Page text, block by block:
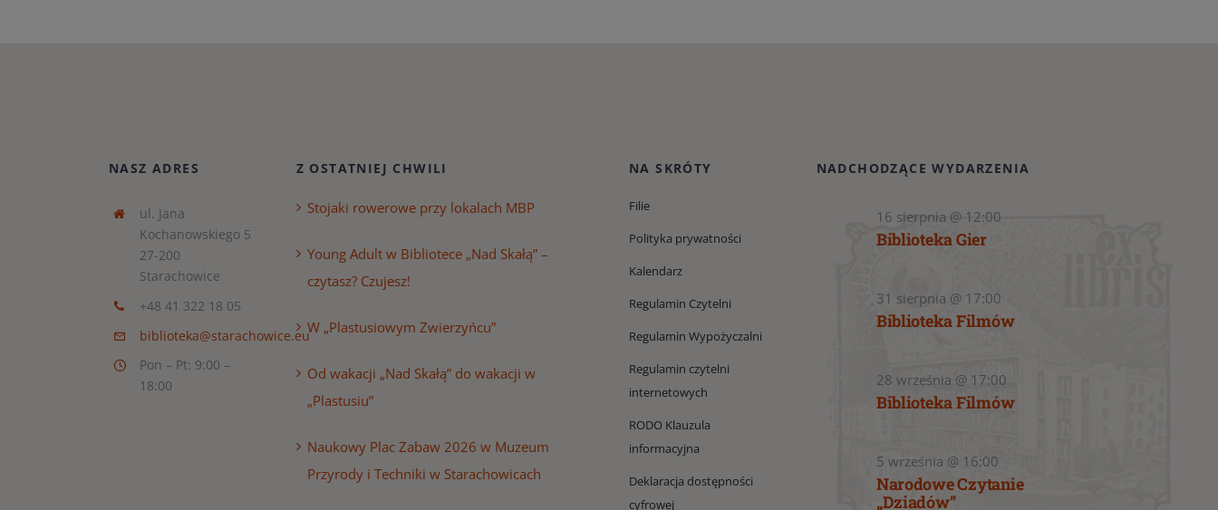
NASZ ADRES
ul. Jana
Kochanowskiego 5
27-200
Starachowice
+48 41 322 18 05
biblioteka@starachowice.eu
Pon – Pt: 9:00 –
18:00
Z OSTATNIEJ CHWILI
Stojaki rowerowe przy lokalach MBP
Young Adult w Bibliotece „Nad Skałą” –
czytasz? Czujesz!
W „Plastusiowym Zwierzyńcu”
Od wakacji „Nad Skałą” do wakacji w
„Plastusiu”
Naukowy Plac Zabaw 2026 w Muzeum
Przyrody i Techniki w Starachowicach
NA SKRÓTY
Filie
Polityka prywatności
Kalendarz
Regulamin Czytelni
Regulamin Wypożyczalni
Regulamin czytelni
internetowych
RODO Klauzula
informacyjna
Deklaracja dostępności
cyfrowej
NADCHODZĄCE WYDARZENIA
16 sierpnia @ 12:00
Biblioteka Gier
31 sierpnia @ 17:00
Biblioteka Filmów
28 września @ 17:00
Biblioteka Filmów
5 września @ 16:00
Narodowe Czytanie
„Dziadów”